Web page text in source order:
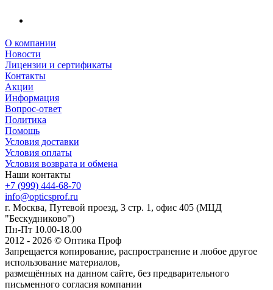
О компании
Новости
Лицензии и сертификаты
Контакты
Акции
Информация
Вопрос-ответ
Политика
Помощь
Условия доставки
Условия оплаты
Условия возврата и обмена
Наши контакты
+7 (999) 444-68-70
info@opticsprof.ru
г. Москва, Путевой проезд, 3 стр. 1, офис 405 (МЦД
"Бескудниково")
Пн-Пт 10.00-18.00
2012 - 2026 © Оптика Проф
Запрещается копирование, распространение и любое другое
использование материалов,
размещённых на данном сайте, без предварительного
письменного согласия компании